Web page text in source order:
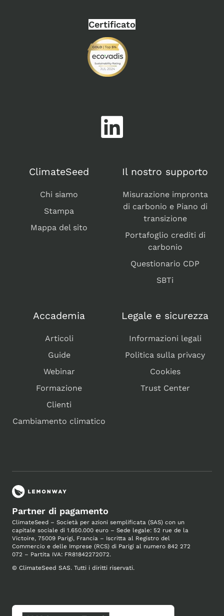
Certificato
ClimateSeed
Chi siamo
Stampa
Mappa del sito
Il nostro supporto
Misurazione impronta
di carbonio e Piano di
transizione
Portafoglio crediti di
carbonio
Questionario CDP
SBTi
Accademia
Articoli
Guide
Webinar
Formazione
Clienti
Cambiamento climatico
Legale e sicurezza
Informazioni legali
Politica sulla privacy
Cookies
Trust Center
Partner di pagamento
ClimateSeed – Società per azioni semplificata (SAS) con un
capitale sociale di 1.650.000 euro – Sede legale: 52 rue de la
Victoire, 75009 Parigi, Francia – Iscritta al Registro del
Commercio e delle Imprese (RCS) di Parigi al numero 842 272
072 – Partita IVA: FR81842272072.
© ClimateSeed SAS. Tutti i diritti riservati.